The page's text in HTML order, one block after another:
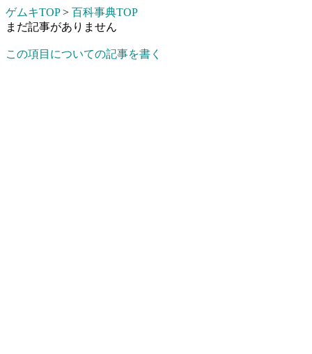
ゲムキTOP> 百科事典TOP
まだ記事がありません
この項目についての記事を書く